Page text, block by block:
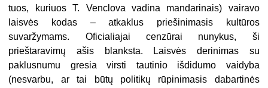
tuos, kuriuos T. Venclova vadina mandarinais) vairavo
laisvės kodas – atkak­lus priešinimasis kultūros
suvaržymams. Oficialiajai cenzūrai nunykus, ši
prieštaravimų ašis blanksta. Laisvės derinimas su
paklusnumu gresia virsti tautinio išdidumo vaidyba
(nesvarbu, ar tai būtų politikų rūpini­masis dabartinės